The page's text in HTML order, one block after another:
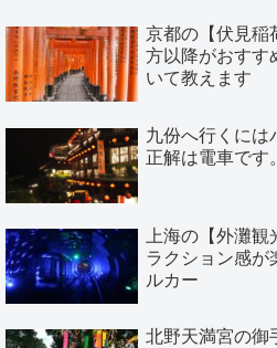
京都の【伏見稲
方以降がおすす
いて教えます
九份へ行くには
正解は電車です。
上海の【外灘
ラクション感が
ルカー
北野天満宮の御